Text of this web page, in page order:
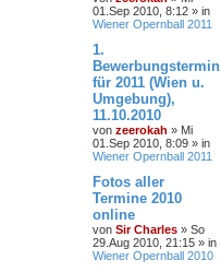
01.Sep 2010, 8:12 » in
Wiener Opernball 2011
1.
Bewerbungstermin
für 2011 (Wien u.
Umgebung),
11.10.2010
von zeerokah » Mi
01.Sep 2010, 8:09 » in
Wiener Opernball 2011
Fotos aller
Termine 2010
online
von Sir Charles » So
29.Aug 2010, 21:15 » in
Wiener Opernball 2010